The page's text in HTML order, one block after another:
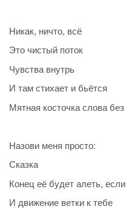
Никак, ничто, всё
Это чистый поток
Чувства внутрь
И там стихает и бьётся
Мятная косточка слова
Назови меня просто:
Сказка
Конец её будет алеть,
И движение ветки к тебе